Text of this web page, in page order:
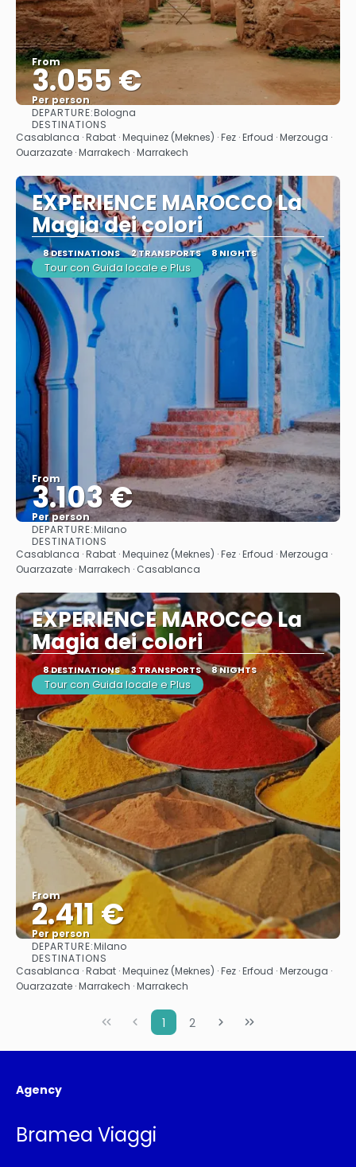
From
3.055 €
Per person
DEPARTURE:Bologna
DESTINATIONS
Casablanca · Rabat · Mequinez (Meknes) · Fez · Erfoud · Merzouga ·
Ouarzazate · Marrakech · Marrakech
EXPERIENCE MAROCCO La
Magia dei colori
8 DESTINATIONS 2 TRANSPORTS 8 NIGHTS
Tour con Guida locale e Plus
From
3.103 €
Per person
DEPARTURE:Milano
DESTINATIONS
Casablanca · Rabat · Mequinez (Meknes) · Fez · Erfoud · Merzouga ·
Ouarzazate · Marrakech · Casablanca
EXPERIENCE MAROCCO La
Magia dei colori
8 DESTINATIONS 3 TRANSPORTS 8 NIGHTS
Tour con Guida locale e Plus
From
2.411 €
Per person
DEPARTURE:Milano
DESTINATIONS
Casablanca · Rabat · Mequinez (Meknes) · Fez · Erfoud · Merzouga ·
Ouarzazate · Marrakech · Marrakech
1 2
Agency
Bramea Viaggi